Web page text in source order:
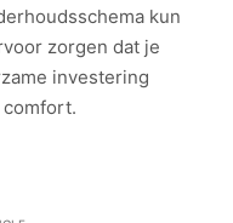
kun
zorgen dat je
investering